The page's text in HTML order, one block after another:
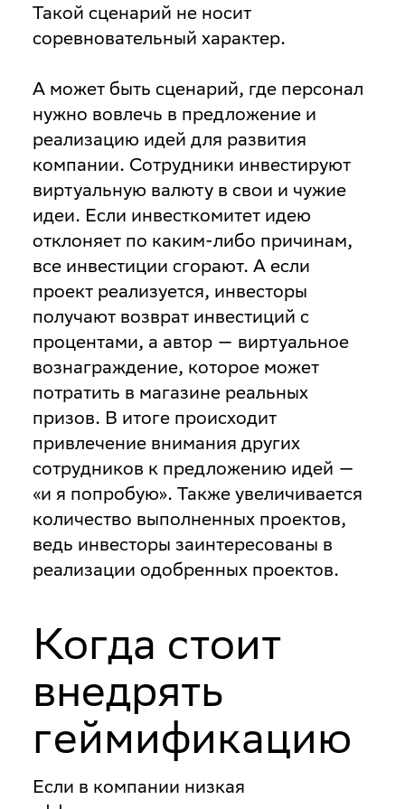
Такой сценарий не носит
соревновательный характер.
А может быть сценарий, где персонал
нужно вовлечь в предложение и
реализацию идей для развития
компании. Сотрудники инвестируют
виртуальную валюту в свои и чужие
идеи. Если инвесткомитет идею
отклоняет по каким-либо причинам,
все инвестиции сгорают. А если
проект реализуется, инвесторы
получают возврат инвестиций с
процентами, а автор — виртуальное
вознаграждение, которое может
потратить в магазине реальных
призов. В итоге происходит
привлечение внимания других
сотрудников к предложению идей —
«и я попробую». Также увеличивается
количество выполненных проектов,
ведь инвесторы заинтересованы в
реализации одобренных проектов.
Когда стоит
внедрять
геймификацию
Если в компании низкая